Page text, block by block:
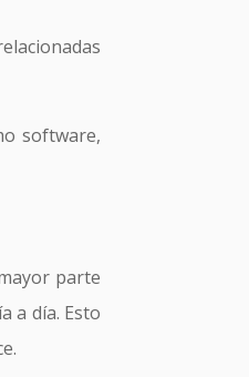
software,
parte
a día. Esto